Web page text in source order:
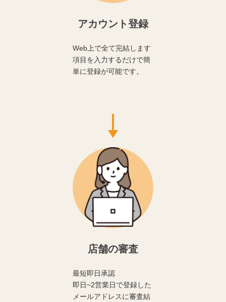
アカウント登録
Web上で全て完結します
項目を入力するだけで簡
単に登録が可能です。
店舗の審査
最短即日承認
即日~2営業日で登録した
メールアドレスに審査結